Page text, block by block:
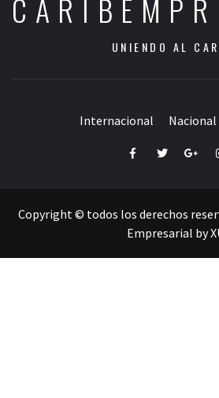
UNIENDO AL
Internacional Nacional
FacebookTwitter
Copyright © todos los derechos
Empresarial by